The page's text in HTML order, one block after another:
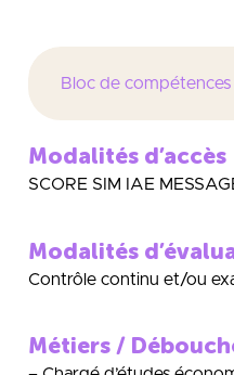
Bloc de
Modalités d’accès
SCORE SIM IAE
Modalités
Contrôle continu et/ou
Métiers /